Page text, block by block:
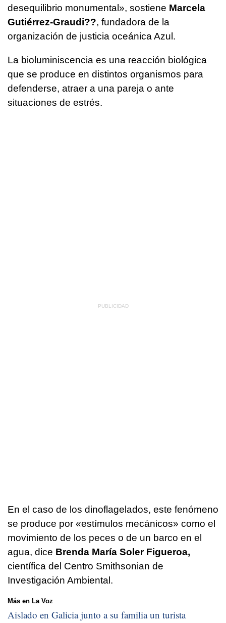
desequilibrio monumental», sostiene Marcela
Gutiérrez-Graudi??, fundadora de la
organización de justicia oceánica Azul.
La bioluminiscencia es una reacción biológica
que se produce en distintos organismos para
defenderse, atraer a una pareja o ante
situaciones de estrés.
En el caso de los dinoflagelados, este fenómeno
se produce por «estímulos mecánicos» como el
movimiento de los peces o de un barco en el
agua, dice Brenda María Soler Figueroa,
científica del Centro Smithsonian de
Investigación Ambiental.
Más en La Voz
Aislado en Galicia junto a su familia un turista